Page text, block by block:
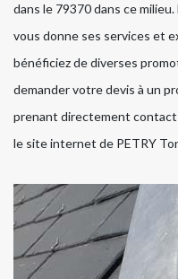
dans le 79370 dans ce
vous donne ses services et
bénéficiez de diverses
demander votre devis à un
prenant directement contact
le site internet de PETRY